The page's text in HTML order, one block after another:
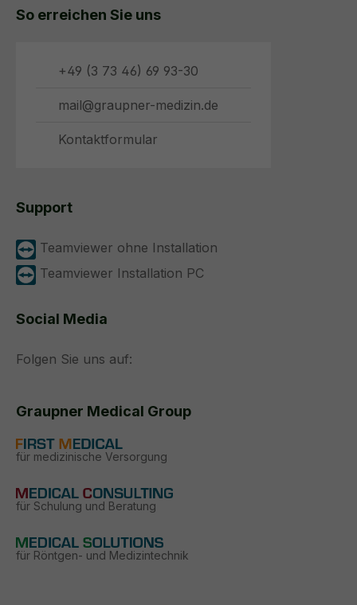
So erreichen Sie uns
+49 (3 73 46) 69 93-30
mail@graupner-medizin.de
Kontaktformular
Support
Teamviewer ohne Installation
Teamviewer Installation PC
Social Media
Folgen Sie uns auf:
Graupner Medical Group
für medizinische Versorgung
für Schulung und Beratung
für Röntgen- und Medizintechnik